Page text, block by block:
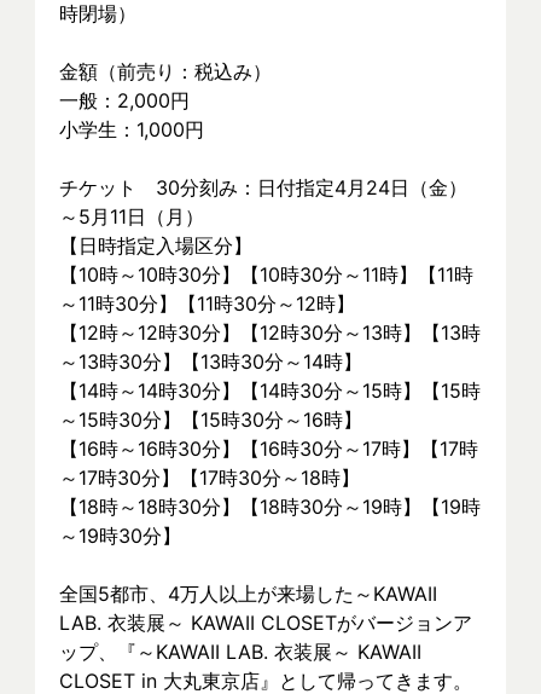
時閉場）
金額（前売り：税込み）
一般：2,000円
小学生：1,000円
チケット　30分刻み：日付指定4月24日（金）
～5月11日（月）
【日時指定入場区分】
【10時～10時30分】【10時30分～11時】【11時
～11時30分】【11時30分～12時】
【12時～12時30分】【12時30分～13時】【13時
～13時30分】【13時30分～14時】
【14時～14時30分】【14時30分～15時】【15時
～15時30分】【15時30分～16時】
【16時～16時30分】【16時30分～17時】【17時
～17時30分】【17時30分～18時】
【18時～18時30分】【18時30分～19時】【19時
～19時30分】
全国5都市、4万⼈以上が来場した～KAWAII
LAB. 衣装展～ KAWAII CLOSETがバージョンア
ップ、『～KAWAII LAB. 衣装展～ KAWAII
CLOSET in 大丸東京店』として帰ってきます。